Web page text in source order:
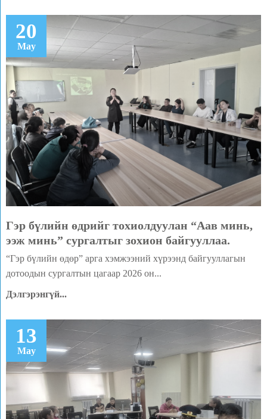
20
May
Гэр бүлийн өдрийг тохиолдуулан “Аав минь,
ээж минь” сургалтыг зохион байгууллаа.
“Гэр бүлийн өдөр” арга хэмжээний хүрээнд байгууллагын
дотоодын сургалтын цагаар 2026 он...
Дэлгэрэнгүй...
13
May